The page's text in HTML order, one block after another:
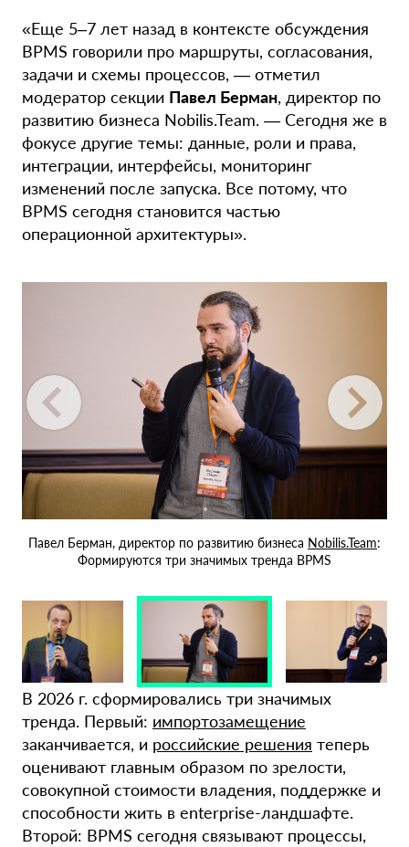
«Еще 5–7 лет назад в контексте обсуждения
BPMS говорили про маршруты, согласования,
задачи и схемы процессов, — отметил
модератор секции Павел Берман, директор по
развитию бизнеса Nobilis.Team. — Сегодня же в
фокусе другие темы: данные, роли и права,
интеграции, интерфейсы, мониторинг
изменений после запуска. Все потому, что
BPMS сегодня становится частью
операционной архитектуры».
Павел Берман, директор по развитию бизнеса Nobilis.Team:
Формируются три значимых тренда BPMS
В 2026 г. сформировались три значимых
тренда. Первый: импортозамещение
заканчивается, и российские решения теперь
оценивают главным образом по зрелости,
совокупной стоимости владения, поддержке и
способности жить в enterprise-ландшафте.
Второй: BPMS сегодня связывают процессы,